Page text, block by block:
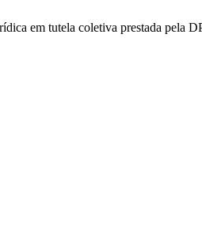
em tutela coletiva prestada pela